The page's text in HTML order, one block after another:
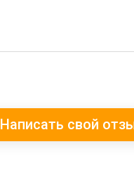
Написать свой